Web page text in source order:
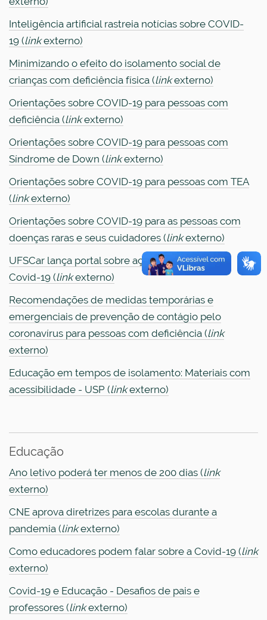
Inteligência artificial rastreia notícias sobre COVID-
19 (linkexterno)
Minimizando o efeito do isolamento social de
crianças com deficiência física (linkexterno)
Orientações sobre COVID-19 para pessoas com
deficiência (linkexterno)
Orientações sobre COVID-19 para pessoas com
Síndrome de Down (linkexterno)
Orientações sobre COVID-19 para pessoas com TEA
(linkexterno)
Orientações sobre COVID-19 para as pessoas com
doenças raras e seus cuidadores (linkexterno)
UFSCar lança portal sobre ações no combate à
Covid-19 (linkexterno)
Recomendações de medidas temporárias e
emergenciais de prevenção de contágio pelo
coronavírus para pessoas com deficiência (link
externo)
Educação em tempos de isolamento: Materiais com
acessibilidade - USP (linkexterno)
Educação
Ano letivo poderá ter menos de 200 dias (link
externo)
CNE aprova diretrizes para escolas durante a
pandemia (linkexterno)
Como educadores podem falar sobre a Covid-19 (link
externo)
Covid-19 e Educação - Desafios de pais e
professores (linkexterno)